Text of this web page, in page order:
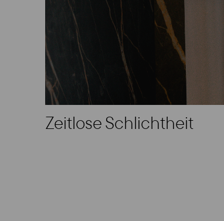
Zeitlose Schlichtheit